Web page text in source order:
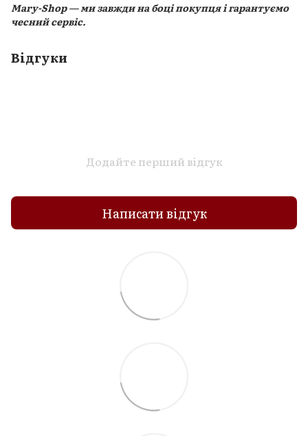
Mary-Shop — ми завжди на боці покупця і гарантуємо
чесний сервіс.
Відгуки
Додайте перший відгук
Написати відгук